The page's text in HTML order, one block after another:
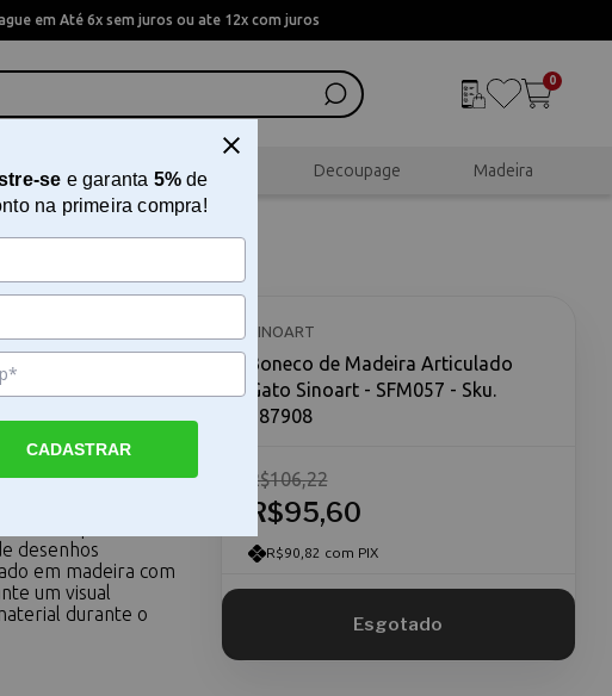
em Até 6x sem juros ou ate 12x com juros
0
Artesanal Scrapbook Decoupage Madeira
Gato
de madeira
desenhos
em madeira com
um visual
durante o
SINOART
Boneco de Madeira Articulado
Gato Sinoart - SFM057 - Sku.
187908
R$95,60
R$106,22
R$90,82 com PIX
se e garanta 5%de
na primeira compra!
CADASTRAR